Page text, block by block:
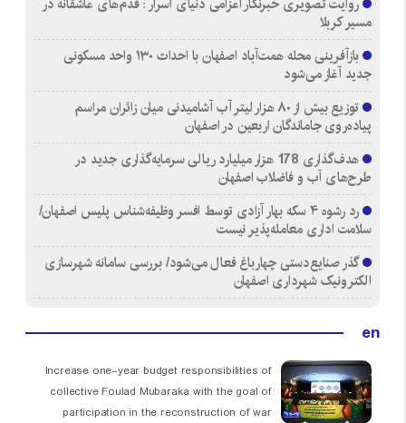
مسیر کربلا
بازآفرینی محله همت‌آباد اصفهان با احداث ۱۳۰ واحد مسکونی
جدید آغاز می‌شود
توزیع بیش از ۸۰ هزار لیتر آب آشامیدنی میان زائران مراسم
پیاده‌روی جاماندگان اربعین در اصفهان
هدف‌گذاری 178 هزار میلیارد ریالی سرمایه‌گذاری جدید در
طرح‌های آب و فاضلاب اصفهان
رد رشوه ۴ سکه بهار آزادی توسط افسر وظیفه‌شناس پلیس اصفهان/
سلامت اداری معامله‌پذیر نیست
گذر صنایع‌دستی چهارباغ فعال می‌شود/ بررسی سامانه شهرسازی
الکترونیک شهرداری اصفهان
en
Increase one-year budget responsibilities of
collective Foulad Mubaraka with the goal of
participation in the reconstruction of war